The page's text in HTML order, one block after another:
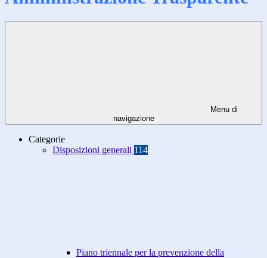
Menu di
navigazione
Categorie
Disposizioni generali 114
Piano triennale per la prevenzione della